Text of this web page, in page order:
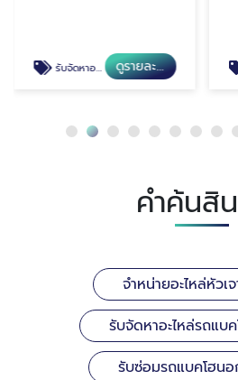
รับจัดหาอะไหล่รถแบคโฮทุกชนิด ดูรายละเอียด
คำค้นสิ
จำหน่ายอะไหล่หัวเ
รับจัดหาอะไหล่รถแบ
รับซ่อมรถแบคโฮน